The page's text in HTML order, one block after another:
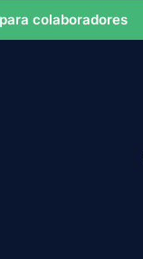
colaboradores